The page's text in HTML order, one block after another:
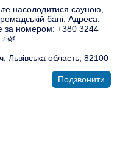
насолодитися сауною,
бані. Адреса:
за номером: +380 3244
Львівська область, 82100
Подзвонити